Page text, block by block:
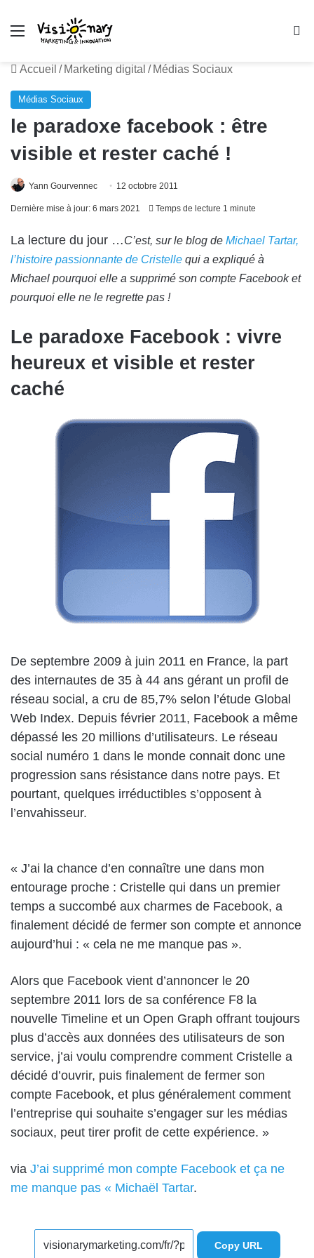
Menu
Accueil / Marketing digital / Médias Sociaux
Médias Sociaux
le paradoxe facebook : être
visible et rester caché !
Yann Gourvennec 12 octobre 2011
Dernière mise à jour: 6 mars 2021 Temps de lecture 1 minute
La lecture du jour …C’est, sur le blog de Michael Tartar,
l’histoire passionnante de Cristelle qui a expliqué à
Michael pourquoi elle a supprimé son compte Facebook et
pourquoi elle ne le regrette pas !
Le paradoxe Facebook : vivre
heureux et visible et rester
caché
De septembre 2009 à juin 2011 en France, la part
des internautes de 35 à 44 ans gérant un profil de
réseau social, a cru de 85,7% selon l’étude Global
Web Index. Depuis février 2011, Facebook a même
dépassé les 20 millions d’utilisateurs. Le réseau
social numéro 1 dans le monde connait donc une
progression sans résistance dans notre pays. Et
pourtant, quelques irréductibles s’opposent à
l’envahisseur.
« J’ai la chance d’en connaître une dans mon
entourage proche : Cristelle qui dans un premier
temps a succombé aux charmes de Facebook, a
finalement décidé de fermer son compte et annonce
aujourd’hui : « cela ne me manque pas ».
Alors que Facebook vient d’annoncer le 20
septembre 2011 lors de sa conférence F8 la
nouvelle Timeline et un Open Graph offrant toujours
plus d’accès aux données des utilisateurs de son
service, j’ai voulu comprendre comment Cristelle a
décidé d’ouvrir, puis finalement de fermer son
compte Facebook, et plus généralement comment
l’entreprise qui souhaite s’engager sur les médias
sociaux, peut tirer profit de cette expérience. »
via J’ai supprimé mon compte Facebook et ça ne
me manque pas « Michaël Tartar.
Copy URL